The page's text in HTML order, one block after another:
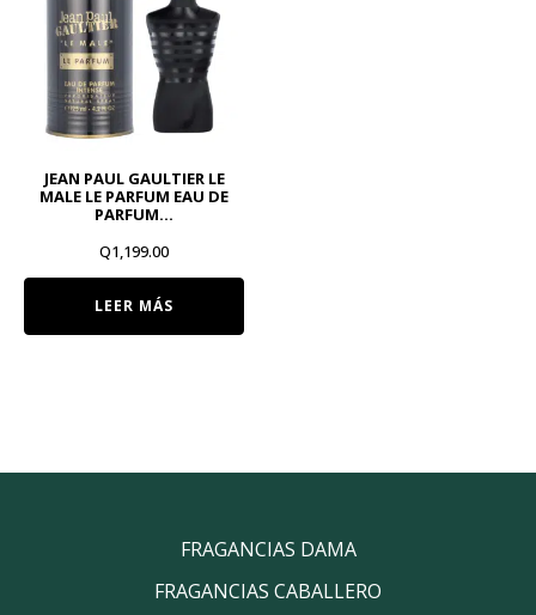
JEAN PAUL GAULTIER LE
MALE LE PARFUM EAU DE
PARFUM…
Q1,199.00
LEER MÁS
FRAGANCIAS DAMA
FRAGANCIAS CABALLERO